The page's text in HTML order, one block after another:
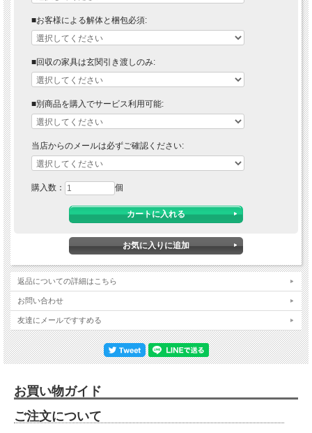
■お客様による解体と梱包必須:
■回収の家具は玄関引き渡しのみ:
■別商品を購入でサービス利用可能:
当店からのメールは必ずご確認ください:
購入数： 個
返品についての詳細はこちら
お問い合わせ
友達にメールですすめる
お買い物ガイド
ご注文について